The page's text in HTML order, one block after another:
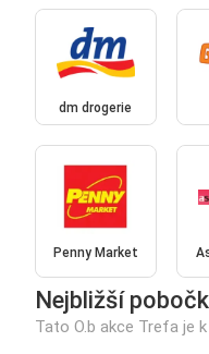
dm drogerie
Penny Market
Nejbližší
Tato O.b akce Trefa je